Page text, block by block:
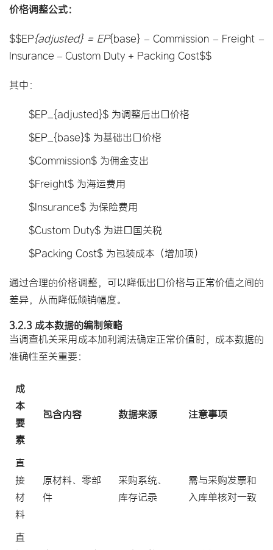
价格调整公式：
$$EP{adjusted} = EP{base} – Commission – Freight –
Insurance – Custom Duty + Packing Cost$$
其中：
$EP_{adjusted}$ 为调整后出口价格
$EP_{base}$ 为基础出口价格
$Commission$ 为佣金支出
$Freight$ 为海运费用
$Insurance$ 为保险费用
$Custom Duty$ 为进口国关税
$Packing Cost$ 为包装成本（增加项）
通过合理的价格调整，可以降低出口价格与正常价值之间的
差异，从而降低倾销幅度。
3.2.3 成本数据的编制策略
当调查机关采用成本加利润法确定正常价值时，成本数据的
准确性至关重要：
成
本
要
素
包含内容 数据来源 注意事项
直
接
材
料
原材料、零部
件
采购系统、
库存记录
需与采购发票和
入库单核对一致
直